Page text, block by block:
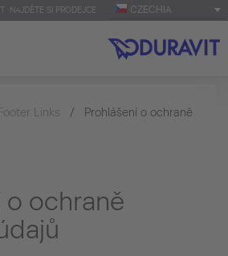
NAJDĚTE SI PRODEJCE CZECHIA
Footer Links
Prohlášení o ochraně
o ochraně